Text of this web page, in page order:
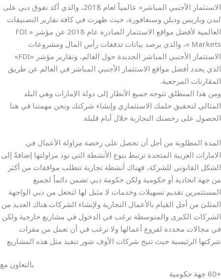
الاستثمار الأجنبي المباشر» عالمياً لعام 2018، والذي أكد تفوق دبي على
لندن وباريس ودبلن وسنغافورة، حيث ظهرت في كافة تقارير التصنيفات
العالمية لأفضل مواقع الاستثمار الصادرة عام 2018 عن مؤشر « FDI
Markets »، والذي يرصد بيانات تدفقات رأس المال ومشروعات
الاستثمار الأجنبي المباشر الجديدة حول العالم، وتقارير مؤشر «FDI»
الذي يحدد أفضل مواقع الاستثمار الأجنبي المباشر في العالم عن طريق
المقارنات المرجعية.
ومن هذا المنطلق تتوجه جميع الأنظار إلى دولة الإمارات وهي البلد
المثالي لتحقيق حلمك الاستثماري وإنشاء شركتك ونحن مهمتنا في هنا
الحصول على رخصتك التجارية خلال أيام قليلة.
المدة المطلوبة من أجل أن تحصل على رخصة مزاولة الأعمال في
الامارات العربية المتحدة ترتبط بنوع الأنشطة التي تود مزاولتها إضافةً إلى
الشكل القانوني للشركة، فهناك أنشطة تجارية تتطلب موافقات من أكثر
من جهة اتحادية أو حكومية ولكن حكومة دبي تضمن دائماً لجميع
المستثمرين تقديم تسهيلات وخدمات لا مثيل لها لتجعل من دبي الواجهة
المثلىَ من أجل القيام بالأعمال التجارية ولإنشاء الشركات.هناك العديد من
الشركات الكبرى والمتوسطة ترغب في الدخول في مشاريع خارجية ولكن
في مجالات محددة لفروع أعمالها ولا ترغب في أن تعمل من مقرات
شركتها الرئيسية حيث تتيح شركات الأوف شور تنفيذ مثل هذه المشاريع
بالتعاون مع
+60 جهة حكومية